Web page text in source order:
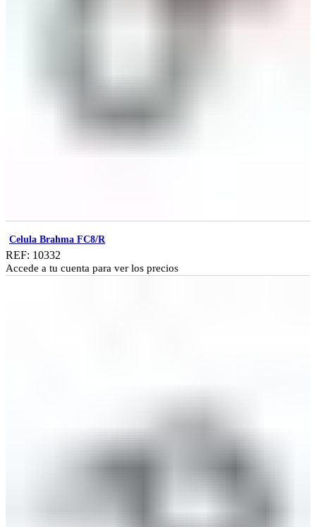
Celula Brahma FC8/R
REF: 10332
Accede a tu cuenta para ver los precios